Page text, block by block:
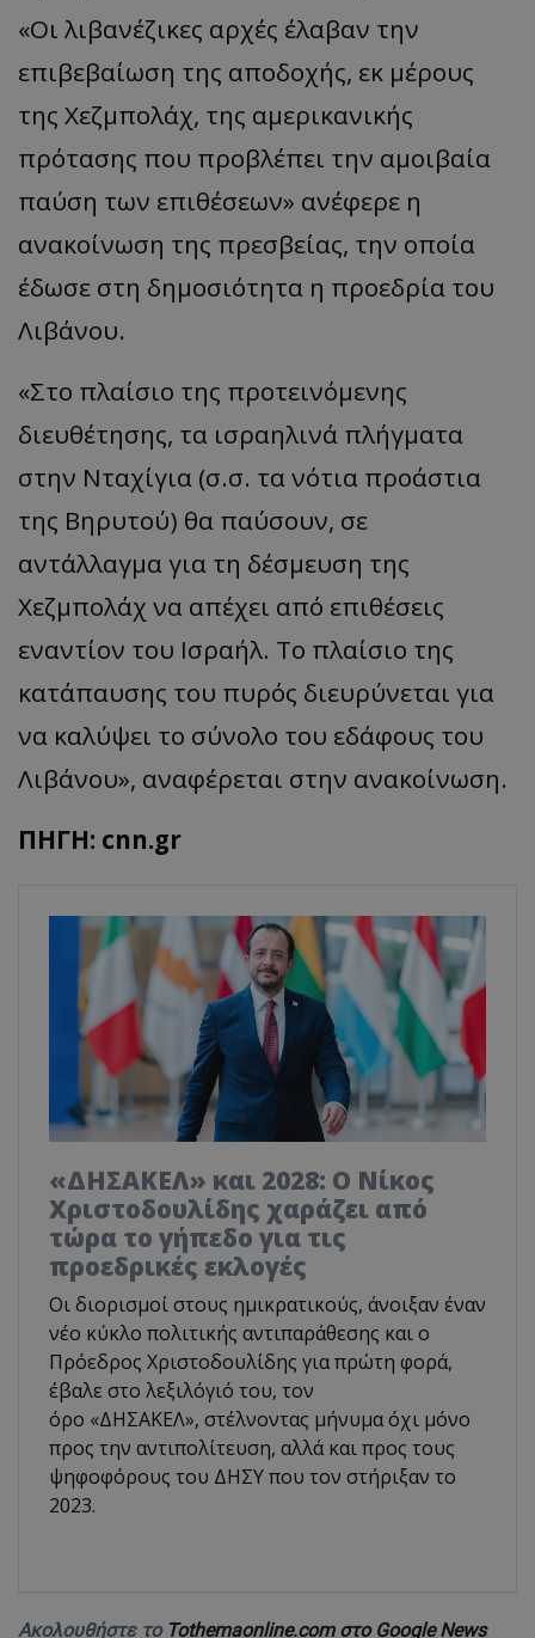
«Οι λιβανέζικες αρχές έλαβαν την
επιβεβαίωση της αποδοχής, εκ μέρους
της Χεζμπολάχ, της αμερικανικής
πρότασης που προβλέπει την αμοιβαία
παύση των επιθέσεων» ανέφερε η
ανακοίνωση της πρεσβείας, την οποία
έδωσε στη δημοσιότητα η προεδρία του
Λιβάνου.
«Στο πλαίσιο της προτεινόμενης
διευθέτησης, τα ισραηλινά πλήγματα
στην Νταχίγια (σ.σ. τα νότια προάστια
της Βηρυτού) θα παύσουν, σε
αντάλλαγμα για τη δέσμευση της
Χεζμπολάχ να απέχει από επιθέσεις
εναντίον του Ισραήλ. Το πλαίσιο της
κατάπαυσης του πυρός διευρύνεται για
να καλύψει το σύνολο του εδάφους του
Λιβάνου», αναφέρεται στην ανακοίνωση.
ΠΗΓΗ: cnn.gr
«ΔΗΣΑΚΕΛ» και 2028: Ο Νίκος
Χριστοδουλίδης χαράζει από
τώρα το γήπεδο για τις
προεδρικές εκλογές
Οι διορισμοί στους ημικρατικούς, άνοιξαν έναν
νέο κύκλο πολιτικής αντιπαράθεσης και ο
Πρόεδρος Χριστοδουλίδης για πρώτη φορά,
έβαλε στο λεξιλόγιό του, τον
όρο «ΔΗΣΑΚΕΛ», στέλνοντας μήνυμα όχι μόνο
προς την αντιπολίτευση, αλλά και προς τους
ψηφοφόρους του ΔΗΣΥ που τον στήριξαν το
2023.
Ακολουθήστε το Tothemaonline.com στο Google News